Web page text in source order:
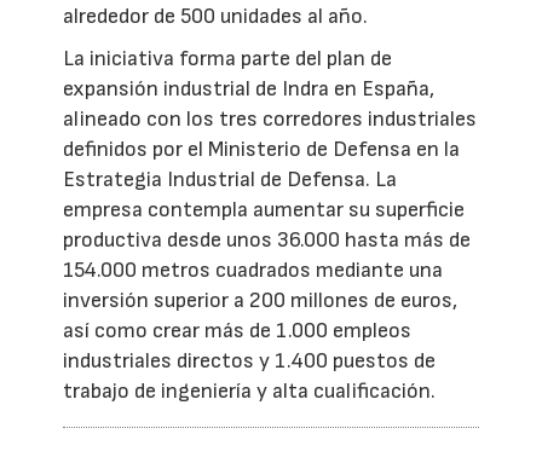
alrededor de 500 unidades al año.
La iniciativa forma parte del plan de
expansión industrial de Indra en España,
alineado con los tres corredores industriales
definidos por el Ministerio de Defensa en la
Estrategia Industrial de Defensa. La
empresa contempla aumentar su superficie
productiva desde unos 36.000 hasta más de
154.000 metros cuadrados mediante una
inversión superior a 200 millones de euros,
así como crear más de 1.000 empleos
industriales directos y 1.400 puestos de
trabajo de ingeniería y alta cualificación.